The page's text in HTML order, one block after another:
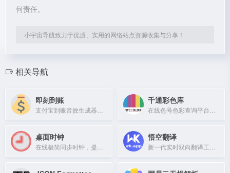
何责任。
小宇宙导航致力于优质、实用的网络站点资源收集与分享！
相关导航
即刻到账 千通彩色库
桌面时钟 悟空翻译